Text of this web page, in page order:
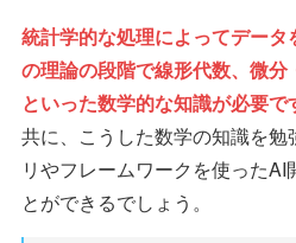
統計学的な処理によってデー
の理論の段階で線形代数、微
といった数学的な知識が必要で
共に、こうした数学の知識を勉
リやフレームワークを使ったAI
とができるでしょう。